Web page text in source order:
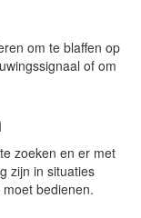
om te blaffen op
of om
zoeken en er met
zijn in situaties
bedienen.